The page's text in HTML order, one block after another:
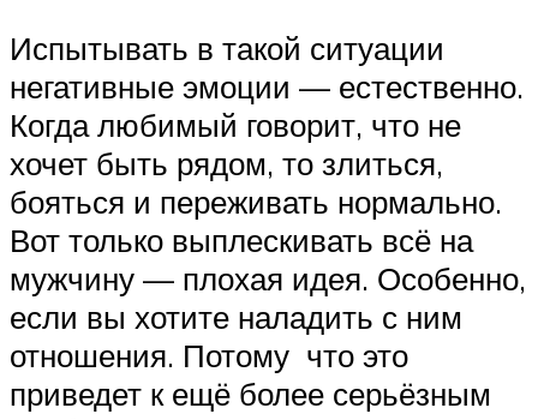
Испытывать в такой ситуации
негативные эмоции — естественно.
Когда любимый говорит, что не
хочет быть рядом, то злиться,
бояться и переживать нормально.
Вот только выплескивать всё на
мужчину — плохая идея. Особенно,
если вы хотите наладить с ним
отношения. Потому что это
приведет к ещё более серьёзным